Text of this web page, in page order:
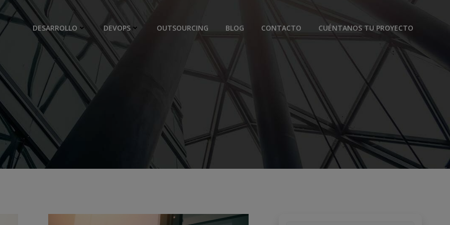
DESARROLLO DEVOPS OUTSOURCING BLOG CONTACTO CUÉNTANOS TU PROYECTO